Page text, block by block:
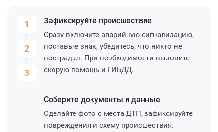
1
2
3
Зафиксируйте происшествие
Сразу включите аварийную сигнализацию,
поставьте знак, убедитесь, что никто не
пострадал. При необходимости вызовите
скорую помощь и ГИБДД.
Соберите документы и данные
Сделайте фото с места ДТП, зафиксируйте
повреждения и схему происшествия.